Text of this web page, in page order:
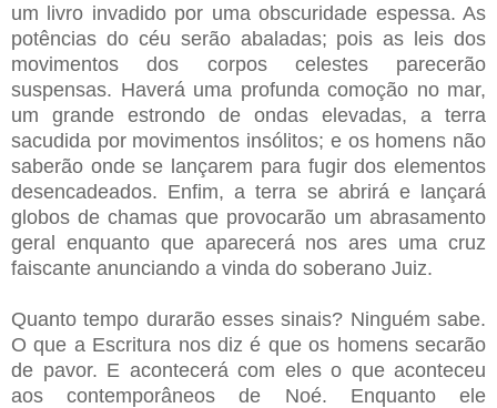
um livro invadido por uma obscuridade espessa. As
potências do céu serão abaladas; pois as leis dos
movimentos dos corpos celestes parecerão
suspensas. Haverá uma profunda comoção no mar,
um grande estrondo de ondas elevadas, a terra
sacudida por movimentos insólitos; e os homens não
saberão onde se lançarem para fugir dos elementos
desencadeados. Enfim, a terra se abrirá e lançará
globos de chamas que provocarão um abrasamento
geral enquanto que aparecerá nos ares uma cruz
faiscante anunciando a vinda do soberano Juiz.
Quanto tempo durarão esses sinais? Ninguém sabe.
O que a Escritura nos diz é que os homens secarão
de pavor. E acontecerá com eles o que aconteceu
aos contemporâneos de Noé. Enquanto ele